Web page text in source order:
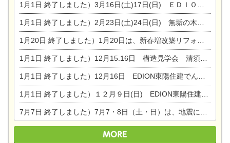
1月1日 終了しました）3月16日(土)17日(日) ＥＤＩＯＮ東陽住建でんき館 総決算まつり
1月1日 終了しました）2月23日(土)24日(日) 無垢の木の家 完成見学会
1月20日 終了しました）1月20日は、新春増改築リフォームまつり＆家の修理祭り＆家電まつりです。
1月1日 終了しました）12月15.16日 構造見学会 清須市西枇杷島町弁天
1月1日 終了しました）12月16日 EDION東陽住建でんき OPEN第二弾イベント！！
1月1日 終了しました）１２月９日(日) EDION東陽住建でんき館プレＯＰＥＮ！＆家の修理まつり
7月7日 終了しました）7月7・8日（土・日）は、地震に強くて安心！暮らしを楽しむ東濃ひのきの平屋の家体験見学会を開催します。ぜひお越しください。